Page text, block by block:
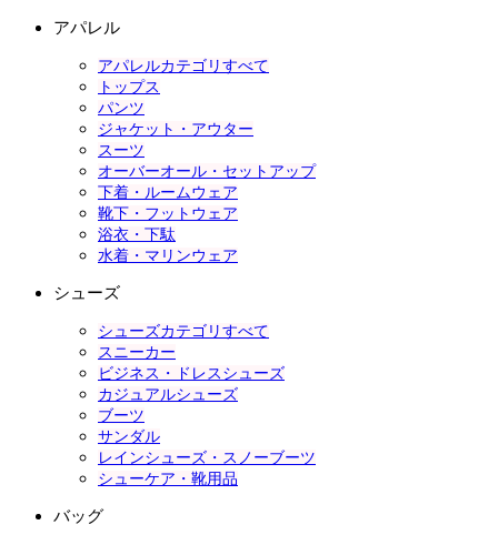
アパレル
アパレルカテゴリすべて
トップス
パンツ
ジャケット・アウター
スーツ
オーバーオール・セットアップ
下着・ルームウェア
靴下・フットウェア
浴衣・下駄
水着・マリンウェア
シューズ
シューズカテゴリすべて
スニーカー
ビジネス・ドレスシューズ
カジュアルシューズ
ブーツ
サンダル
レインシューズ・スノーブーツ
シューケア・靴用品
バッグ